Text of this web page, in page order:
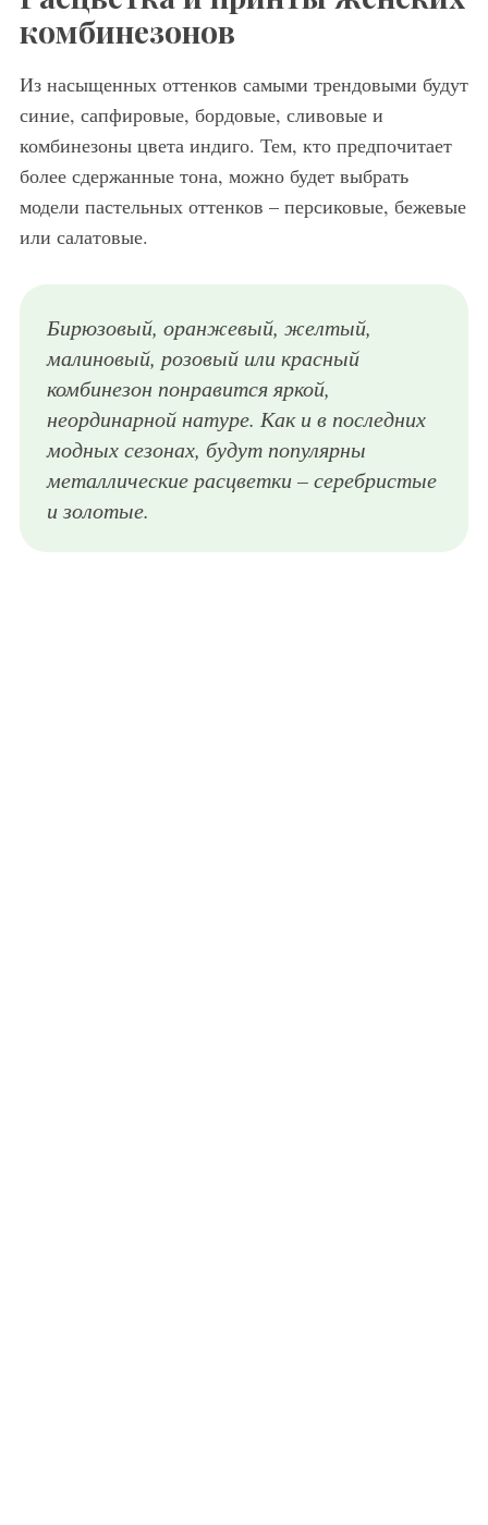
комбинезонов
Из насыщенных оттенков самыми трендовыми будут
синие, сапфировые, бордовые, сливовые и
комбинезоны цвета индиго. Тем, кто предпочитает
более сдержанные тона, можно будет выбрать
модели пастельных оттенков – персиковые, бежевые
или салатовые.
Бирюзовый, оранжевый, желтый,
малиновый, розовый или красный
комбинезон понравится яркой,
неординарной натуре. Как и в последних
модных сезонах, будут популярны
металлические расцветки – серебристые
и золотые.